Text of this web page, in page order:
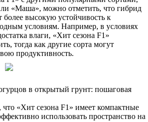
«Маша», можно отметить, что гибрид
более высокую устойчивость к
условиям. Например, в условиях
влаги, «Хит сезона F1»
тогда как другие сорта могут
продуктивность.
в открытый грунт: пошаговая
что «Хит сезона F1» имеет компактные
использовать пространство на